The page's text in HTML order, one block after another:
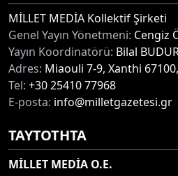
MİLLET MEDİA Kollektif Şirketi
Genel Yayın Yönetmeni: Cengiz
Yayın Koordinatörü: Bilal
Adres: Miaouli 7-9, Xanthi 67100,
Tel: +30 25410 77968
E-posta: info@milletgazetesi.gr
ΤΑΥΤΟΤΗΤΑ
MİLLET MEDİA O.E.